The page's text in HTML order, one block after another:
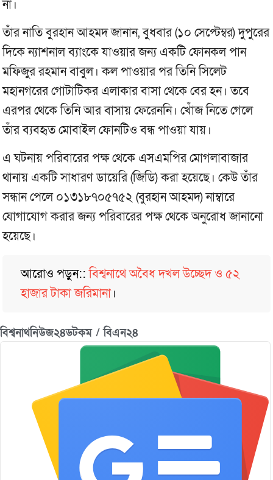
না।
তাঁর নাতি বুরহান আহমদ জানান, বুধবার (১০ সেপ্টেম্বর) দুপুরের
দিকে ন্যাশনাল ব্যাংকে যাওয়ার জন্য একটি ফোনকল পান
মফিজুর রহমান বাবুল। কল পাওয়ার পর তিনি সিলেট
মহানগরের গোটাটিকর এলাকার বাসা থেকে বের হন। তবে
এরপর থেকে তিনি আর বাসায় ফেরেননি। খোঁজ নিতে গেলে
তাঁর ব্যবহৃত মোবাইল ফোনটিও বন্ধ পাওয়া যায়।
এ ঘটনায় পরিবারের পক্ষ থেকে এসএমপির মোগলাবাজার
থানায় একটি সাধারণ ডায়েরি (জিডি) করা হয়েছে। কেউ তাঁর
সন্ধান পেলে ০১৩১৮৭০৫৭৫২ (বুরহান আহমদ) নাম্বারে
যোগাযোগ করার জন্য পরিবারের পক্ষ থেকে অনুরোধ জানানো
হয়েছে।
আরোও পড়ুন::বিশ্বনাথে অবৈধ দখল উচ্ছেদ ও ৫২
হাজার টাকা জরিমানা।
বিশ্বনাথনিউজ২৪ডটকম / বিএন২৪